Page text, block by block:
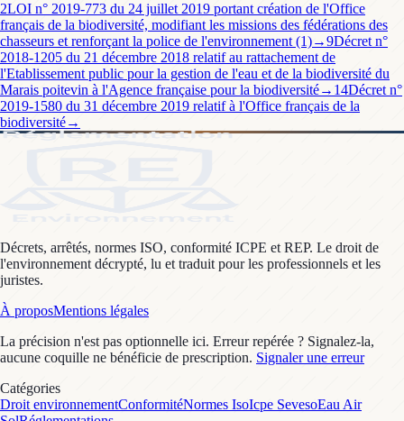
2LOI n° 2019-773 du 24 juillet 2019 portant création de l'Office
français de la biodiversité, modifiant les missions des fédérations des
chasseurs et renforçant la police de l'environnement (1)→9Décret n°
2018-1205 du 21 décembre 2018 relatif au rattachement de
l'Etablissement public pour la gestion de l'eau et de la biodiversité du
Marais poitevin à l'Agence française pour la biodiversité→ 14Décret n°
2019-1580 du 31 décembre 2019 relatif à l'Office français de la
biodiversité→
Décrets, arrêtés, normes ISO, conformité ICPE et REP. Le droit de
l'environnement décrypté, lu et traduit pour les professionnels et les
juristes.
À proposMentions légales
La précision n'est pas optionnelle ici. Erreur repérée ? Signalez-la,
aucune coquille ne bénéficie de prescription. Signaler une erreur
Catégories
Droit environnementConformitéNormes IsoIcpe SevesoEau Air